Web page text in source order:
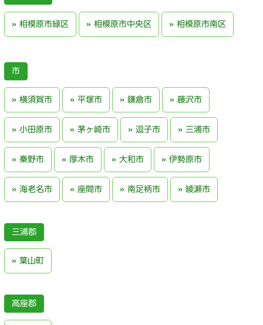
相模原市緑区 相模原市中央区 相模原市南区
横須賀市 平塚市 鎌倉市 藤沢市
小田原市 茅ヶ崎市 逗子市 三浦市
秦野市 厚木市 大和市 伊勢原市
海老名市 座間市 南足柄市 綾瀬市
三浦郡
葉山町
高座郡